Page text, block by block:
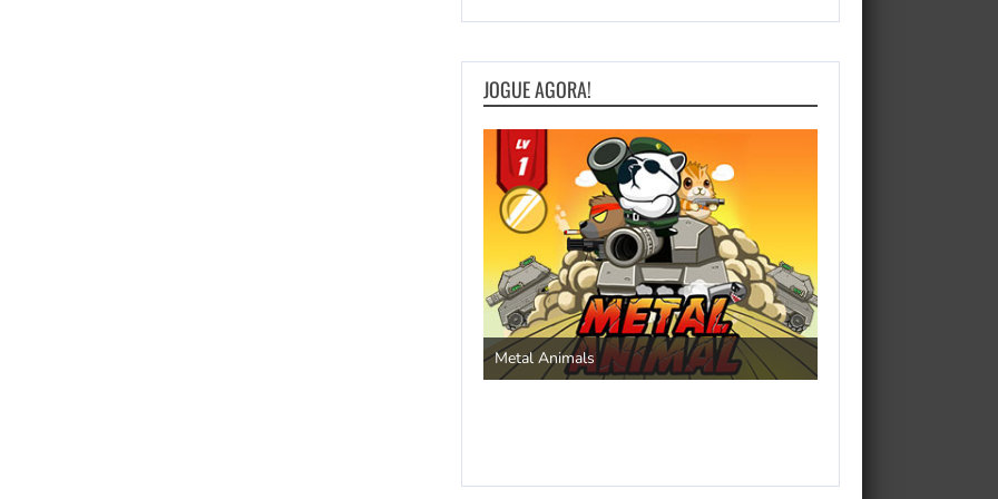
JOGUE AGORA!
Metal Animals